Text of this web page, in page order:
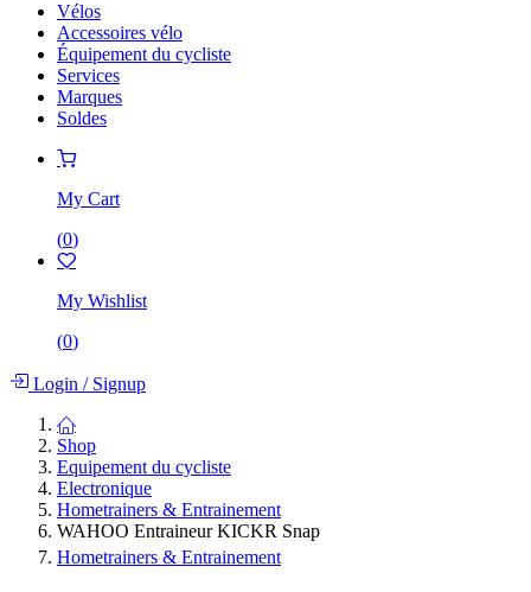
Vélos
Accessoires vélo
Équipement du cycliste
Services
Marques
Soldes
My Cart
(0)
My Wishlist
(0)
Login /Signup
Shop
Equipement du cycliste
Electronique
Hometrainers & Entrainement
WAHOO Entraineur KICKR Snap
Hometrainers & Entrainement